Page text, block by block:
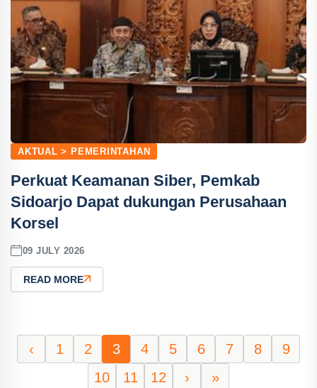
AKTUAL > PEMERINTAHAN
Perkuat Keamanan Siber, Pemkab
Sidoarjo Dapat dukungan Perusahaan
Korsel
09 JULY 2026
READ MORE
‹ 1 2 3 4 5 6 7 8
9
10
11 12 › »